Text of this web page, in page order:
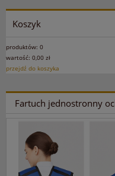
Koszyk
produktów: 0
wartość: 0,00 zł
przejdź do koszyka
Fartuch jednostronny